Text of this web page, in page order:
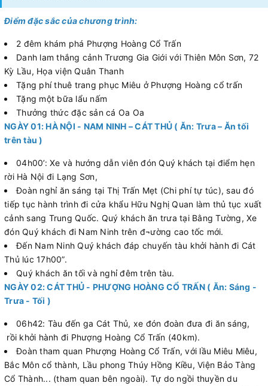
Điểm đặc sắc của chương trình:
2 đêm khám phá Phượng Hoàng Cổ Trấn
Danh lam thắng cảnh Trương Gia Giới với Thiên Môn Sơn, 72
Kỳ Lầu, Họa viện Quân Thanh
Tặng phí thuê trang phục Miêu ở Phượng Hoàng cổ trấn
Tặng một bữa lẩu nấm
Thưởng thức đặc sản cá Oa Oa
NGÀY 01: HÀ NỘI - NAM NINH – CÁT THỦ ( Ăn: Trưa – Ăn tối
trên tàu )
04h00’: Xe và hướng dẫn viên đón Quý khách tại điểm hẹn
rời Hà Nội đi Lạng Sơn,
Đoàn nghỉ ăn sáng tại Thị Trấn Mẹt (Chi phí tự túc), sau đó
tiếp tục hành trình đi cửa khẩu Hữu Nghị Quan làm thủ tục xuất
cảnh sang Trung Quốc. Quý khách ăn trưa tại Bằng Tường, Xe
đón Quý khách đi Nam Ninh trên đ¬ường cao tốc mới.
Đến Nam Ninh Quý khách đáp chuyến tàu khởi hành đi Cát
Thủ lúc 17h00”.
Quý khách ăn tối và nghỉ đêm trên tàu.
NGÀY 02: CÁT THỦ - PHƯỢNG HOÀNG CỔ TRẤN ( Ăn: Sáng -
Trưa - Tối )
06h42: Tàu đến ga Cát Thủ, xe đón đoàn đưa đi ăn sáng,
rồi khởi hành đi Phượng Hoàng Cổ Trấn (40km).
Đoàn tham quan Phượng Hoàng Cổ Trấn, với lầu Miêu Miêu,
Bắc Môn cổ thành, Lầu phong Thúy Hồng Kiều, Viện Bảo Tàng
Cổ Thành... (tham quan bên ngoài). Tự do ngồi thuyền du